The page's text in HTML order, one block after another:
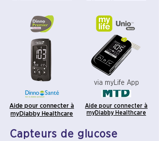
Aide pour connecter à
myDiabby Healthcare
via myLife App
Aide pour connecter à
myDiabby Healthcare
Capteurs de glucose